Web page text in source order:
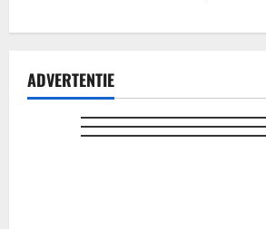
ADVERTENTIE